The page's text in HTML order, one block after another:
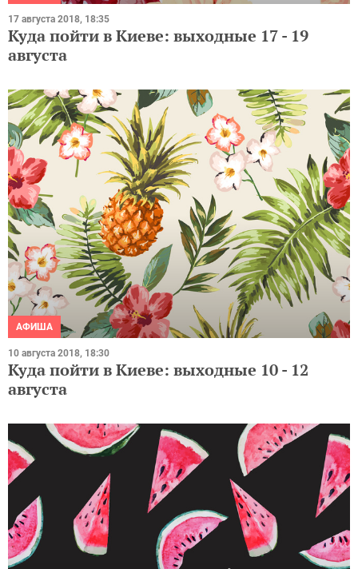
17 августа 2018, 18:35
Куда пойти в Киеве: выходные 17 - 19
августа
АФИША
10 августа 2018, 18:30
Куда пойти в Киеве: выходные 10 - 12
августа